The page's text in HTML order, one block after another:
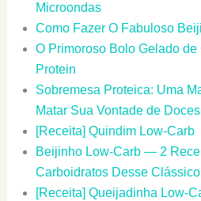
Microondas
Como Fazer O Fabuloso
O Primoroso Bolo Gelado
Protein
Sobremesa Proteica: Uma
Matar Sua Vontade de Doces
[Receita] Quindim Low-Carb
Beijinho Low-Carb — 2
Carboidratos Desse
[Receita] Queijadinha Low-